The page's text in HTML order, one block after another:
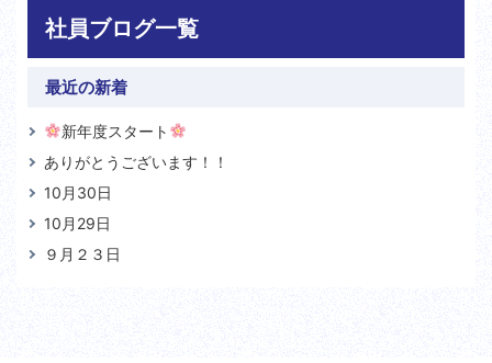
社員ブログ一覧
最近の新着
新年度スタート
ありがとうございます！！
10月30日
10月29日
９月２３日